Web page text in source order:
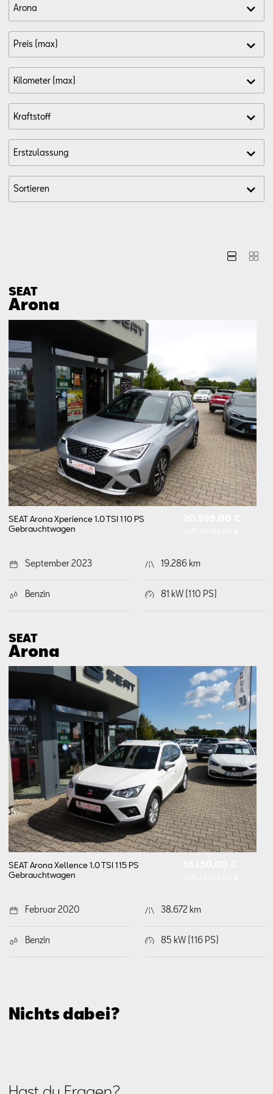
Aktionen
SEAT
Arona
SEAT Arona Xperience 1.0 TSI 110 PS
Gebrauchtwagen
September 2023 19.286 km
Benzin 81 kW (110 PS)
SEAT
Arona
SEAT Arona Xellence 1.0 TSI 115 PS
Gebrauchtwagen
Februar 2020 38.672 km
Benzin 85 kW (116 PS)
Nichts dabei?